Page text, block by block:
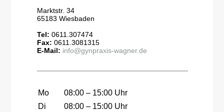
Marktstr. 34
65183 Wiesbaden
Tel: 0611.307474
Fax: 0611.3081315
E-Mail: info@gynpraxis-wagner.de
Mo
08:00 – 15:00 Uhr
Di
08:00 – 15:00 Uhr